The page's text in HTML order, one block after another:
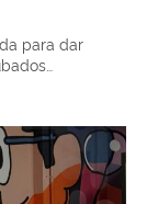
para dar
Social no